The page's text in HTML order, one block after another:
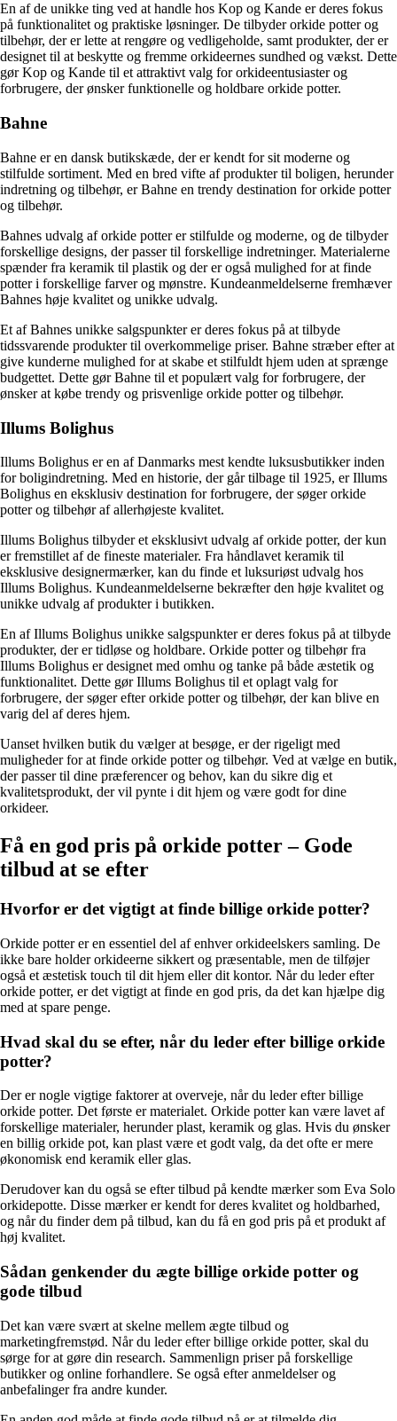
En af de unikke ting ved at handle hos Kop og Kande er deres fokus
på funktionalitet og praktiske løsninger. De tilbyder orkide potter og
tilbehør, der er lette at rengøre og vedligeholde, samt produkter, der er
designet til at beskytte og fremme orkideernes sundhed og vækst. Dette
gør Kop og Kande til et attraktivt valg for orkideentusiaster og
forbrugere, der ønsker funktionelle og holdbare orkide potter.
Bahne
Bahne er en dansk butikskæde, der er kendt for sit moderne og
stilfulde sortiment. Med en bred vifte af produkter til boligen, herunder
indretning og tilbehør, er Bahne en trendy destination for orkide potter
og tilbehør.
Bahnes udvalg af orkide potter er stilfulde og moderne, og de tilbyder
forskellige designs, der passer til forskellige indretninger. Materialerne
spænder fra keramik til plastik og der er også mulighed for at finde
potter i forskellige farver og mønstre. Kundeanmeldelserne fremhæver
Bahnes høje kvalitet og unikke udvalg.
Et af Bahnes unikke salgspunkter er deres fokus på at tilbyde
tidssvarende produkter til overkommelige priser. Bahne stræber efter at
give kunderne mulighed for at skabe et stilfuldt hjem uden at sprænge
budgettet. Dette gør Bahne til et populært valg for forbrugere, der
ønsker at købe trendy og prisvenlige orkide potter og tilbehør.
Illums Bolighus
Illums Bolighus er en af Danmarks mest kendte luksusbutikker inden
for boligindretning. Med en historie, der går tilbage til 1925, er Illums
Bolighus en eksklusiv destination for forbrugere, der søger orkide
potter og tilbehør af allerhøjeste kvalitet.
Illums Bolighus tilbyder et eksklusivt udvalg af orkide potter, der kun
er fremstillet af de fineste materialer. Fra håndlavet keramik til
eksklusive designermærker, kan du finde et luksuriøst udvalg hos
Illums Bolighus. Kundeanmeldelserne bekræfter den høje kvalitet og
unikke udvalg af produkter i butikken.
En af Illums Bolighus unikke salgspunkter er deres fokus på at tilbyde
produkter, der er tidløse og holdbare. Orkide potter og tilbehør fra
Illums Bolighus er designet med omhu og tanke på både æstetik og
funktionalitet. Dette gør Illums Bolighus til et oplagt valg for
forbrugere, der søger efter orkide potter og tilbehør, der kan blive en
varig del af deres hjem.
Uanset hvilken butik du vælger at besøge, er der rigeligt med
muligheder for at finde orkide potter og tilbehør. Ved at vælge en butik,
der passer til dine præferencer og behov, kan du sikre dig et
kvalitetsprodukt, der vil pynte i dit hjem og være godt for dine
orkideer.
Få en god pris på orkide potter – Gode
tilbud at se efter
Hvorfor er det vigtigt at finde billige orkide potter?
Orkide potter er en essentiel del af enhver orkideelskers samling. De
ikke bare holder orkideerne sikkert og præsentable, men de tilføjer
også et æstetisk touch til dit hjem eller dit kontor. Når du leder efter
orkide potter, er det vigtigt at finde en god pris, da det kan hjælpe dig
med at spare penge.
Hvad skal du se efter, når du leder efter billige orkide
potter?
Der er nogle vigtige faktorer at overveje, når du leder efter billige
orkide potter. Det første er materialet. Orkide potter kan være lavet af
forskellige materialer, herunder plast, keramik og glas. Hvis du ønsker
en billig orkide pot, kan plast være et godt valg, da det ofte er mere
økonomisk end keramik eller glas.
Derudover kan du også se efter tilbud på kendte mærker som Eva Solo
orkidepotte. Disse mærker er kendt for deres kvalitet og holdbarhed,
og når du finder dem på tilbud, kan du få en god pris på et produkt af
høj kvalitet.
Sådan genkender du ægte billige orkide potter og
gode tilbud
Det kan være svært at skelne mellem ægte tilbud og
marketingfremstød. Når du leder efter billige orkide potter, skal du
sørge for at gøre din research. Sammenlign priser på forskellige
butikker og online forhandlere. Se også efter anmeldelser og
anbefalinger fra andre kunder.